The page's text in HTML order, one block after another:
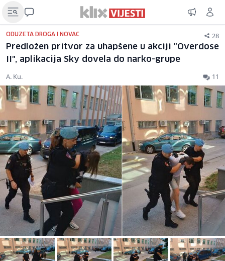
ODUZETA DROGA I NOVAC 28
Predložen pritvor za uhapšene u akciji "Overdose
II", aplikacija Sky dovela do narko-grupe
A. Ku. 11